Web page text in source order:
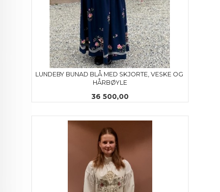
LUNDEBY BUNAD BLÅ MED SKJORTE, VESKE OG
HÅRBØYLE
Pris
36 500,00